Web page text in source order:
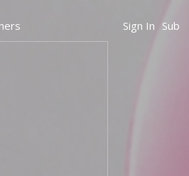
Sign In Sub